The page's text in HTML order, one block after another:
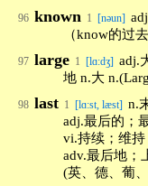
96 known 1 [nəun]
（know的过
97 large 1 [lɑ:dʒ] adj.
地 n.大
98 last 1 [lɑ:st, læst] n.
adj.最后的；
vi.持续；维
adv.最后地；
(英、德、葡